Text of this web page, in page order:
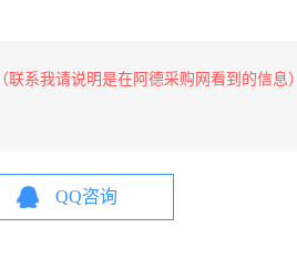
（联系我请说明是在阿德采购网看到的信息）
QQ咨询